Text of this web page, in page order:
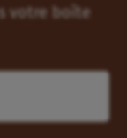
votre boîte